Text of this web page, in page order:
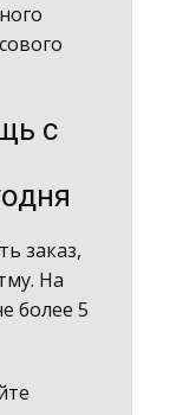
с
заказ,
На
более 5